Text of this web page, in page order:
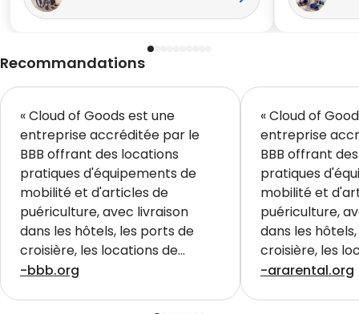
incroyable !! Nous allons
nous
Recommandations
« Cloud of Goods est une
entreprise accréditée par le
BBB offrant des locations
pratiques d'équipements de
mobilité et d'articles de
puériculture, avec livraison
dans les hôtels, les ports de
croisière, les locations de
vacances et les attractions
-bbb.org
« Cloud of
entreprise
BBB offrant
pratiques
mobilité et
puériculture,
dans les
croisière, les
vacances et
-ararental.org